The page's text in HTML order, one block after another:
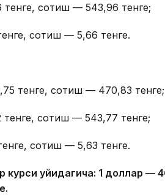
сотиш — 543,96 тенге;
сотиш — 5,66 тенге.
тенге, сотиш — 470,83 тенге;
сотиш — 543,77 тенге;
сотиш — 5,63 тенге.
қуйидагича: 1 доллар — 4